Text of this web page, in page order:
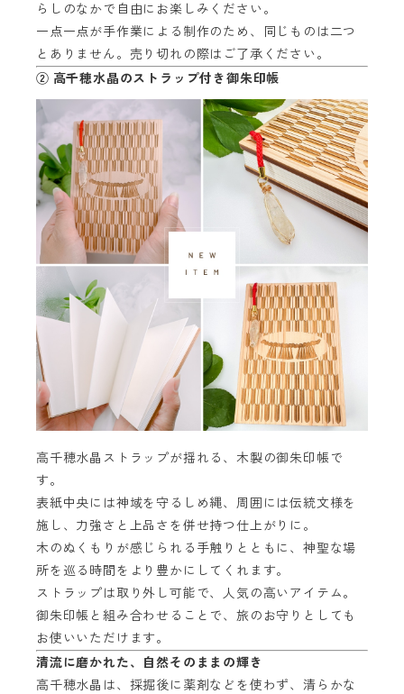
らしのなかで自由にお楽しみください。
一点一点が手作業による制作のため、同じものは二つ
とありません。売り切れの際はご了承ください。
② 高千穂水晶のストラップ付き御朱印帳
高千穂水晶ストラップが揺れる、木製の御朱印帳で
す。
表紙中央には神域を守るしめ縄、周囲には伝統文様を
施し、力強さと上品さを併せ持つ仕上がりに。
木のぬくもりが感じられる手触りとともに、神聖な場
所を巡る時間をより豊かにしてくれます。
ストラップは取り外し可能で、人気の高いアイテム。
御朱印帳と組み合わせることで、旅のお守りとしても
お使いいただけます。
清流に磨かれた、自然そのままの輝き
高千穂水晶は、採掘後に薬剤などを使わず、清らかな